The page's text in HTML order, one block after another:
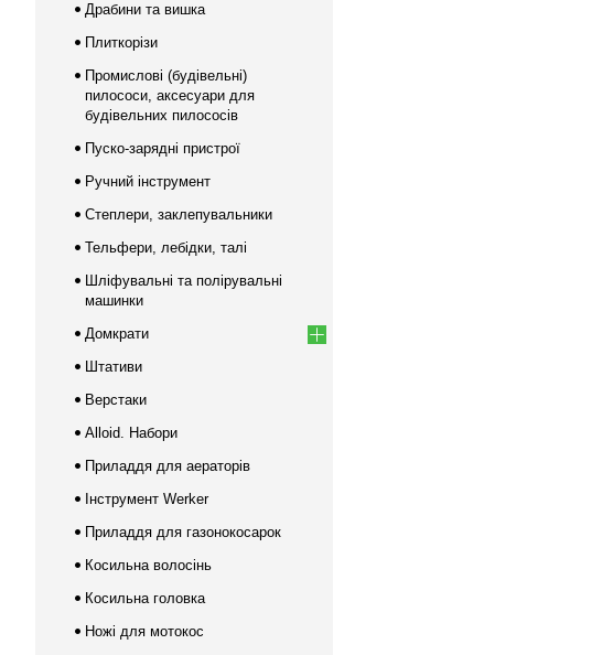
Драбини та вишка
Плиткорізи
Промислові (будівельні)
пилососи, аксесуари для
будівельних пилососів
Пуско-зарядні пристрої
Ручний інструмент
Степлери, заклепувальники
Тельфери, лебідки, талі
Шліфувальні та полірувальні
машинки
Домкрати
Штативи
Верстаки
Alloid. Набори
Приладдя для аераторів
Інструмент Werker
Приладдя для газонокосарок
Косильна волосінь
Косильна головка
Ножі для мотокос